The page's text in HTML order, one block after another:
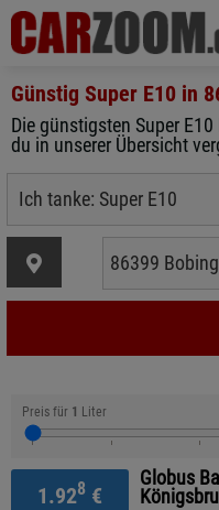
Günstig Super E10 in
Die günstigsten Super
du in unserer Übersicht
Preis für 1 Liter
1.928 €
Globus